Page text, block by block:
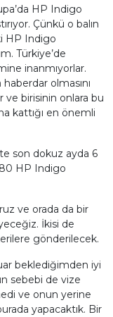
HP Indigo
Çünkü o balın
HP Indigo
Türkiye’de
inanmıyorlar.
olmasını
birisinin onlara bu
kattığı en önemli
son dokuz ayda 6
HP Indigo
ve orada da bir
İkisi de
gönderilecek.
beklediğimden iyi
sebebi de vize
ve onun yerine
yapacaktık. Bir